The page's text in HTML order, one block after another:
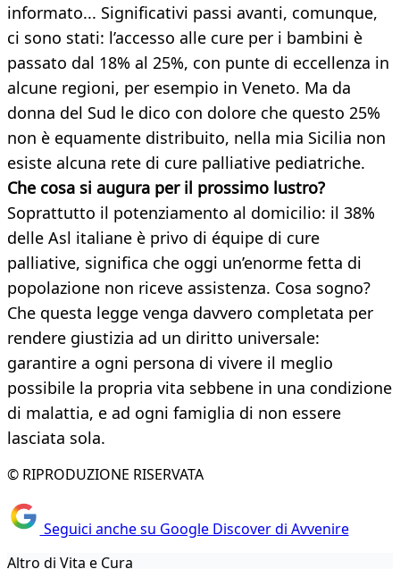
informato... Significativi passi avanti, comunque,
ci sono stati: l’accesso alle cure per i bambini è
passato dal 18% al 25%, con punte di eccellenza in
alcune regioni, per esempio in Veneto. Ma da
donna del Sud le dico con dolore che questo 25%
non è equamente distribuito, nella mia Sicilia non
esiste alcuna rete di cure palliative pediatriche.
Che cosa si augura per il prossimo lustro?
Soprattutto il potenziamento al domicilio: il 38%
delle Asl italiane è privo di équipe di cure
palliative, significa che oggi un’enorme fetta di
popolazione non riceve assistenza. Cosa sogno?
Che questa legge venga davvero completata per
rendere giustizia ad un diritto universale:
garantire a ogni persona di vivere il meglio
possibile la propria vita sebbene in una condizione
di malattia, e ad ogni famiglia di non essere
lasciata sola.
© RIPRODUZIONE RISERVATA
Seguici anche su Google Discover di Avvenire
Altro di Vita e Cura